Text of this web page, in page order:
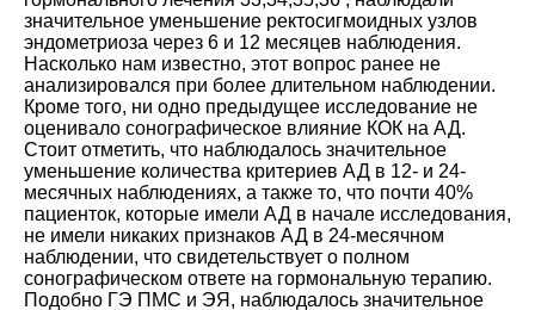
значительное уменьшение ректосигмоидных узлов
эндометриоза через 6 и 12 месяцев наблюдения.
Насколько нам известно, этот вопрос ранее не
анализировался при более длительном наблюдении.
Кроме того, ни одно предыдущее исследование не
оценивало сонографическое влияние КОК на АД.
Стоит отметить, что наблюдалось значительное
уменьшение количества критериев АД в 12- и 24-
месячных наблюдениях, а также то, что почти 40%
пациенток, которые имели АД в начале исследования,
не имели никаких признаков АД в 24-месячном
наблюдении, что свидетельствует о полном
сонографическом ответе на гормональную терапию.
Подобно ГЭ ПМС и ЭЯ, наблюдалось значительное